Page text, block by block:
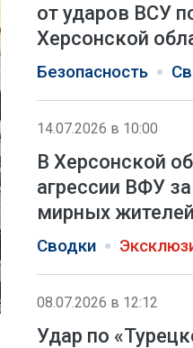
от ударов ВСУ
Херсонской
Безопасность
14.07.2026 в 10:00
В Херсонской
агрессии ВФУ
мирных
Сводки
08.07.2026 в 12:12
Удар по